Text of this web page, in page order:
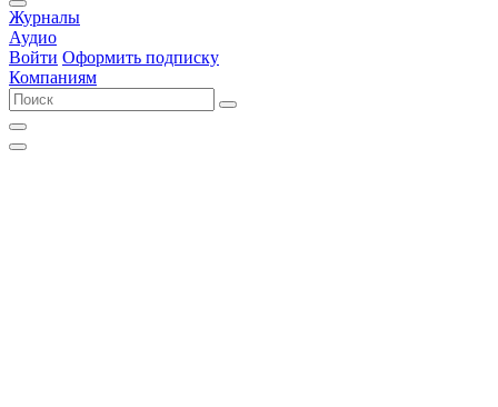
Журналы
Аудио
Войти Оформить подписку
Компаниям